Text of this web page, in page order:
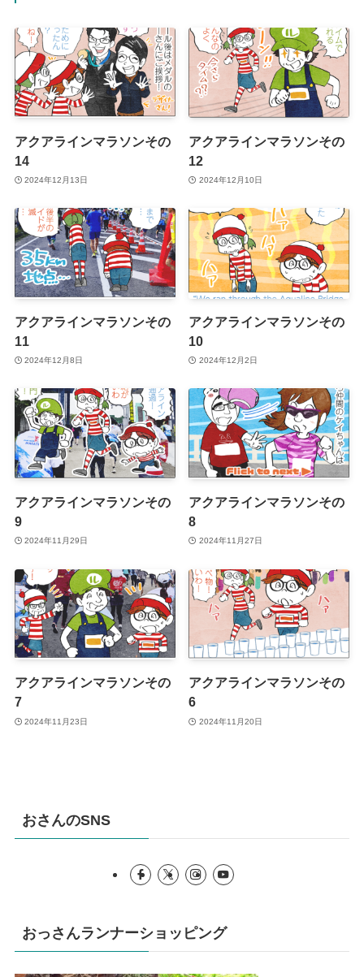
アクアラインマラソンその
14
2024年12月13日
アクアラインマラソンその
12
2024年12月10日
アクアラインマラソンその
11
2024年12月8日
アクアラインマラソンその
10
2024年12月2日
アクアラインマラソンその
9
2024年11月29日
アクアラインマラソンその
8
2024年11月27日
アクアラインマラソンその
7
2024年11月23日
アクアラインマラソンその
6
2024年11月20日
おさんのSNS
おっさんランナーショッピング